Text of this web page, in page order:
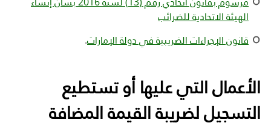
الهيئة الاتحادية للضرائب
قانون الإجراءات الضريبية في دولة الإمارات.
الأعمال التي عليها أو تستطيع
التسجيل لضريبة القيمة المضافة